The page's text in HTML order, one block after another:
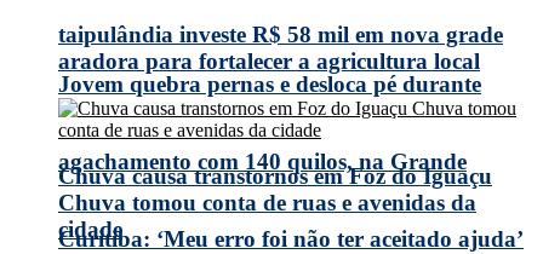
Jovem quebra pernas e desloca pé durante
agachamento com 140 quilos, na Grande
Curitiba: ‘Meu erro foi não ter aceitado ajuda’
taipulândia investe R$ 58 mil em nova grade
aradora para fortalecer a agricultura local
Chuva causa transtornos em Foz do Iguaçu
Chuva tomou conta de ruas e avenidas da
cidade